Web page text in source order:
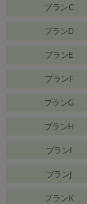
プランC
プランD
プランE
プランF
プランG
プランH
プランI
プランJ
プランK